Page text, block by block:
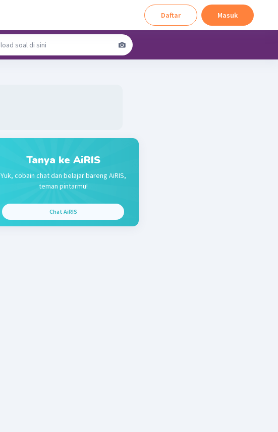
Daftar Masuk
Tanya ke AiRIS
Yuk, cobain chat dan belajar bareng AiRIS,
teman pintarmu!
Chat AiRIS